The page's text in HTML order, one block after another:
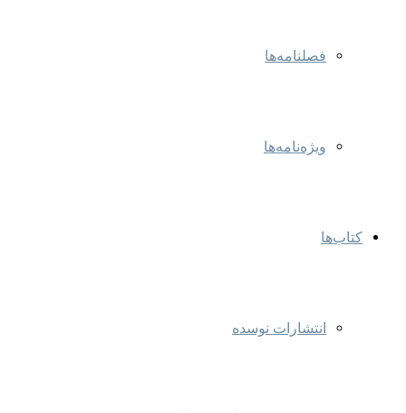
فصلنامه‌ها
ویژه‌نامه‌ها
کتاب‌ها
انتشارات نوسده